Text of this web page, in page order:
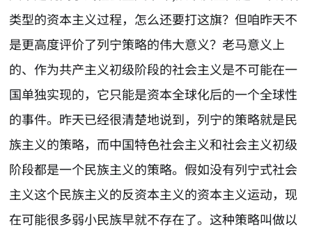
类型的资本主义过程，怎么还要打这旗？但咱昨天不
是更高度评价了列宁策略的伟大意义？老马意义上
的、作为共产主义初级阶段的社会主义是不可能在一
国单独实现的，它只能是资本全球化后的一个全球性
的事件。昨天已经很清楚地说到，列宁的策略就是民
族主义的策略，而中国特色社会主义和社会主义初级
阶段都是一个民族主义的策略。假如没有列宁式社会
主义这个民族主义的反资本主义的资本主义运动，现
在可能很多弱小民族早就不存在了。这种策略叫做以